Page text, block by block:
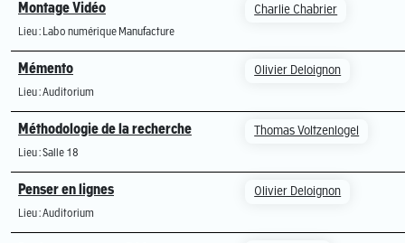
Montage Vidéo
Lieu : Labo numérique Manufacture
Charlie Chabrier
Mémento
Lieu : Auditorium
Olivier Deloignon
Méthodologie de la recherche
Lieu : Salle 18
Thomas Voltzenlogel
Penser en lignes
Lieu : Auditorium
Olivier Deloignon